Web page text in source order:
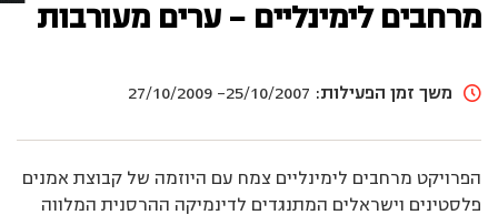
מרחבים לימינליים – ערים מעורבות
משך זמן הפעילות: 25/10/2007- 27/10/2009
הפרויקט מרחבים לימינליים צמח עם היוזמה של קבוצת אמנים
פלסטינים וישראלים המתנגדים לדינמיקה ההרסנית המלווה